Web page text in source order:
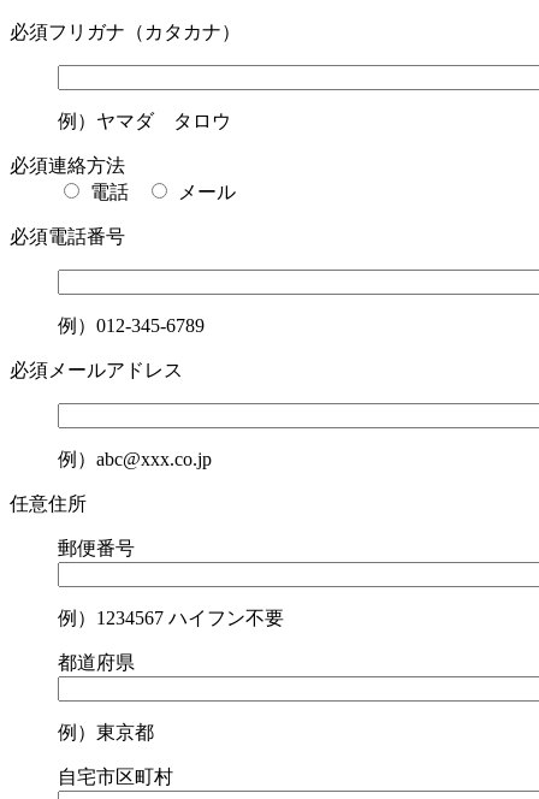
必須フリガナ（カタカナ）
例）ヤマダ タロウ
必須連絡方法
電話
メール
必須電話番号
例）012-345-6789
必須 メールアドレス
例）abc@xxx.co.jp
任意住所
郵便番号
例）1234567 ハイフン不要
都道府県
例）東京都
自宅市区町村